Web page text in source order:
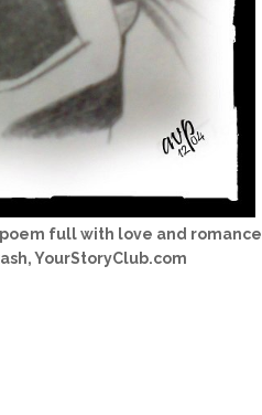
full with love and romance
YourStoryClub.com